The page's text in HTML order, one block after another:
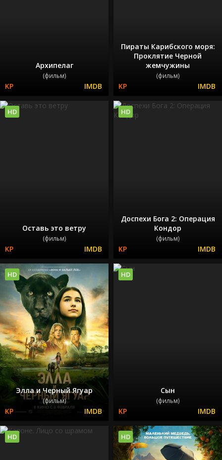
Архипелаг
(фильм)
Пираты Карибского моря:
Проклятие Черной
жемчужины
(фильм)
Оставь это ветру
(фильм)
HD
Доспехи Бога 2: Операция
Кондор
(фильм)
HD
Элла и Черный Ягуар
(фильм)
HD
Сын
(фильм)
HD
HD HD